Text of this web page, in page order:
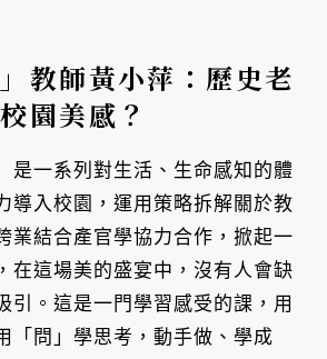
」教師黃小萍：歷史老
園美感？
是一系列對生活、生命感知的體
導入校園，運用策略拆解關於教
業結合產官學協力合作，掀起一
在這場美的盛宴中，沒有人會缺
引。這是一門學習感受的課，用
「問」學思考，動手做、學成